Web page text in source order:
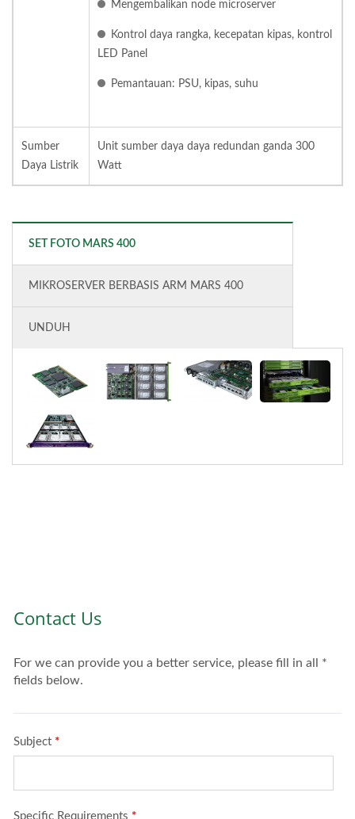
Mengembalikan node microserver
Kontrol daya rangka, kecepatan kipas, kontrol
LED Panel
Pemantauan: PSU, kipas, suhu
Sumber
Daya Listrik
Unit sumber daya daya redundan ganda 300
Watt
SET FOTO MARS 400
MIKROSERVER BERBASIS ARM MARS 400
UNDUH